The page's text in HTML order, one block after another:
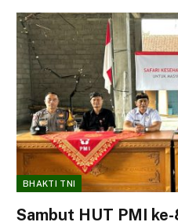
BHAKTI TNI
Sambut HUT PMI